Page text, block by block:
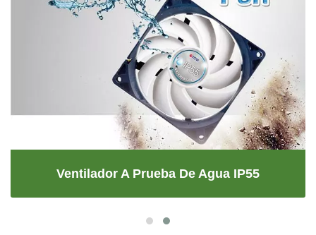
Ventilador A Prueba De Agua IP55